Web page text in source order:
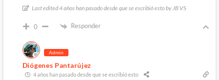
Last edited 4 años han pasado desde que se escribió esto by JB VS
0 Responder
Admin
Diógenes Pantarújez
4 años han pasado desde que se escribió esto